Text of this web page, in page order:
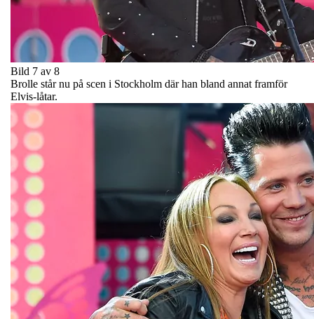
Bild 7 av 8
Brolle står nu på scen i Stockholm där han bland annat framför
Elvis-låtar.